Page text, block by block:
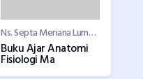
Ns. Septa Meriana Lumbantoruan, S.Kep., M.S Ns. Deby Kristiani Uligraff, S.Kep., M.Sc Ns. Primalova Septiavy Estiadewi, S.Kep., M.Kep Agus Frandes Sariaman, SST. FT., M.Fis
Buku Ajar Anatomi
Fisiologi Ma